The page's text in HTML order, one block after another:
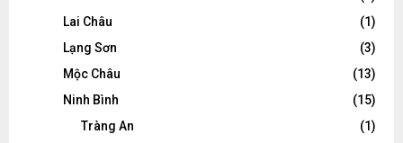
Lai Châu
(1)
Lạng Sơn
(3)
Mộc Châu
(13)
Ninh Bình
(15)
Tràng An
(1)